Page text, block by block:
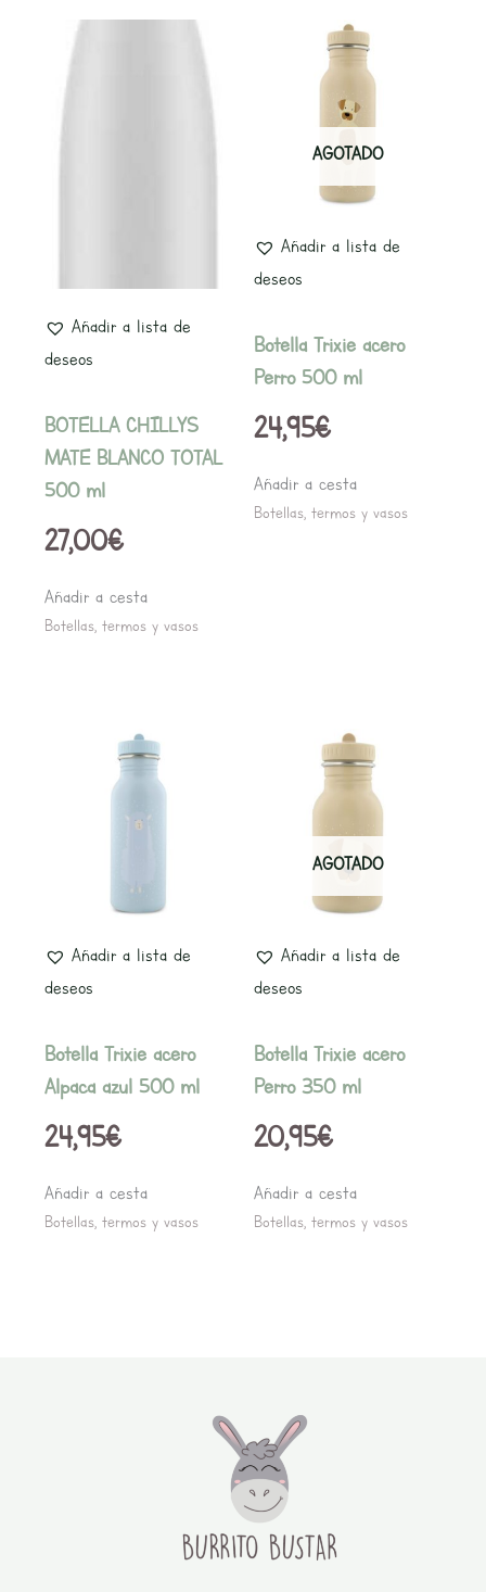
Añadir a lista de
deseos
BOTELLA CHILLYS
MATE BLANCO TOTAL
500 ml
27,00€
Añadir a cesta
Botellas, termos y vasos
AGOTADO
Añadir a lista de
deseos
Botella Trixie acero
Perro 500 ml
24,95€
Añadir a cesta
Botellas, termos y vasos
Añadir a lista de
deseos
Botella Trixie acero
Alpaca azul 500 ml
24,95€
Añadir a cesta
Botellas, termos y vasos
AGOTADO
Añadir a lista de
deseos
Botella Trixie acero
Perro 350 ml
20,95€
Añadir a cesta
Botellas, termos y vasos